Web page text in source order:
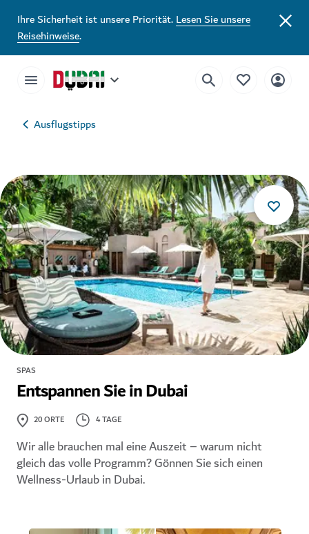
Ihre Sicherheit ist unsere Priorität.Lesen Sie unsere
Reisehinweise.
Ausflugstipps
SPAS
Entspannen Sie in Dubai
20ORTE 4 TAGE
Wir alle brauchen mal eine Auszeit – warum nicht
gleich das volle Programm? Gönnen Sie sich einen
Wellness-Urlaub in Dubai.